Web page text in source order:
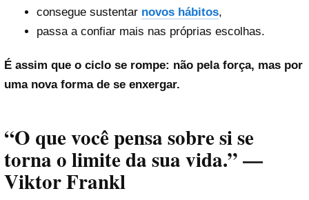
consegue sustentar novos hábitos,
passa a confiar mais nas próprias escolhas.
É assim que o ciclo se rompe: não pela força, mas por
uma nova forma de se enxergar.
“O que você pensa sobre si se
torna o limite da sua vida.” —
Viktor Frankl